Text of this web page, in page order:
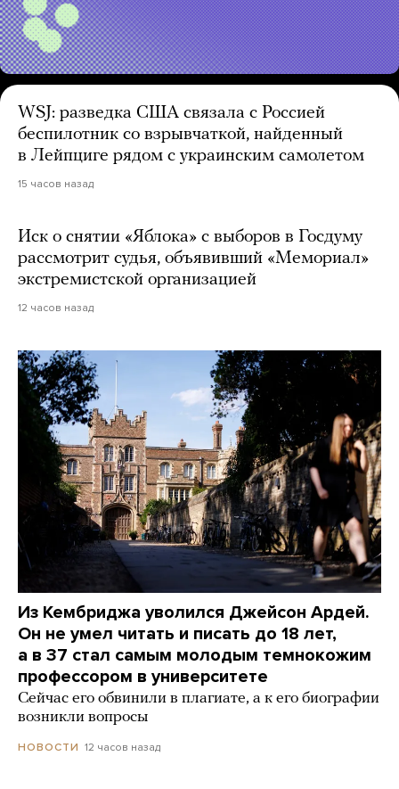
WSJ: разведка США связала с Россией
беспилотник со взрывчаткой, найденный
в Лейпциге рядом с украинским самолетом
15 часов назад
Иск о снятии «Яблока» с выборов в Госдуму
рассмотрит судья, объявивший «Мемориал»
экстремистской организацией
12 часов назад
Из Кембриджа уволился Джейсон Ардей.
Он не умел читать и писать до 18 лет,
а в 37 стал самым молодым темнокожим
профессором в университете
Сейчас его обвинили в плагиате, а к его биографии
возникли вопросы
НОВОСТИ 12 часов назад